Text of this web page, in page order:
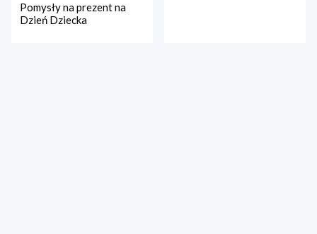
Pomysły na prezent na
Dzień Dziecka